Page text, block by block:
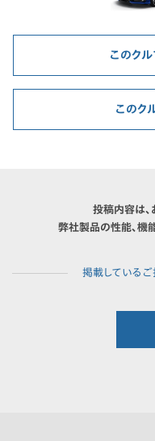
このク
このク
投稿内容は、
弊社製品の性能、機